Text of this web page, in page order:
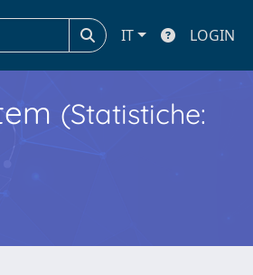
IT LOGIN
(Statistiche: